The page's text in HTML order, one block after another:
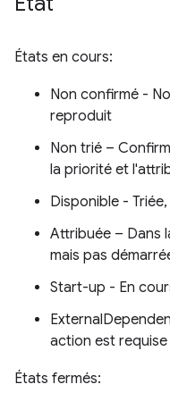
États en cours:
Non confirmé -
reproduit
Non trié –
la priorité et
Disponible -
Attribuée – Dans
mais pas
Start-up - En
action est
États fermés: